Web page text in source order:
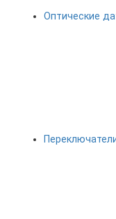
Оптические